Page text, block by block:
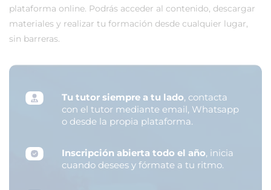
plataforma online. Podrás acceder al contenido, descargar
materiales y realizar tu formación desde cualquier lugar,
sin barreras.
Tu tutor siempre a tu lado, contacta
con el tutor mediante email, Whatsapp
o desde la propia plataforma.
Inscripción abierta todo el año, inicia
cuando desees y fórmate a tu ritmo.